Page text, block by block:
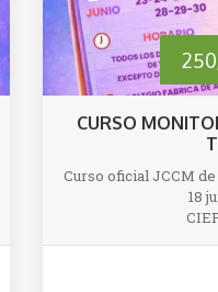
CURSO
Curso oficial JCCM
18